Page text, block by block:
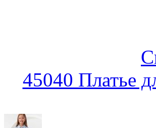
45040 Платье